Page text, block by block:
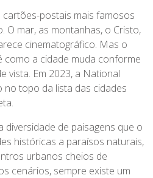
cartões-postais mais famosos
mar, as montanhas, o Cristo,
cinematográfico. Mas o
como a cidade muda conforme
vista. Em 2023, a National
topo da lista das cidades
diversidade de paisagens que o
históricas a paraísos naturais,
urbanos cheios de
cenários, sempre existe um